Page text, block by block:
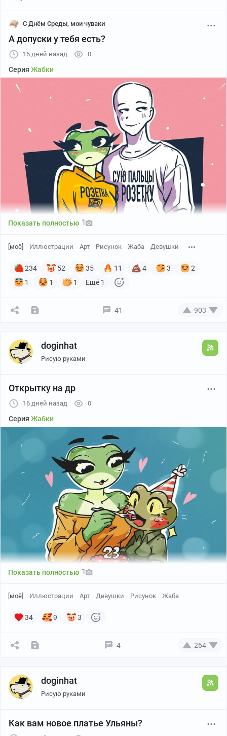
С Днём Среды, мои чуваки
А допуски у тебя есть?
15 дней назад 0
Серия Жабки
Показать полностью 1
[моё] Иллюстрации Арт Рисунок Жаба Девушки
234 52 35 11 4 3
2
1
1 1 Ещё 1
41 903
doginhat
Рисую руками
Открытку на др
16 дней назад 0
Серия Жабки
Показать полностью 1
[моё] Иллюстрации Арт Девушки Рисунок Жаба
34 9 3
4 264
doginhat
Рисую руками
Как вам новое платье Ульяны?